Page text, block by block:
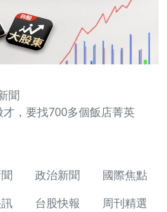
聞
，要找700多個飯店菁英
政治新聞
國際焦點
台股快報 周刊精選